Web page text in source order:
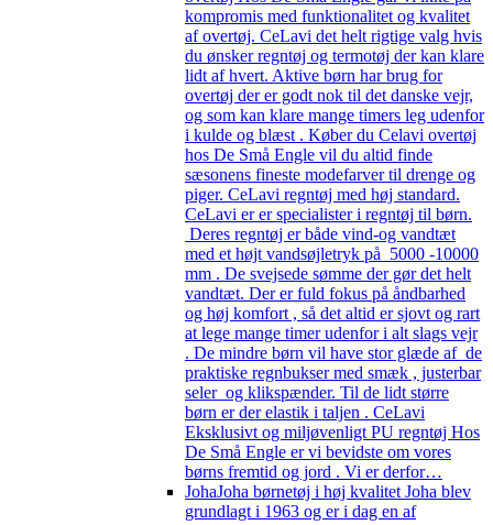
kompromis med funktionalitet og kvalitet
af overtøj. CeLavi det helt rigtige valg hvis
du ønsker regntøj og termotøj der kan klare
lidt af hvert. Aktive børn har brug for
overtøj der er godt nok til det danske vejr,
og som kan klare mange timers leg udenfor
i kulde og blæst . Køber du Celavi overtøj
hos De Små Engle vil du altid finde
sæsonens fineste modefarver til drenge og
piger. CeLavi regntøj med høj standard.
CeLavi er er specialister i regntøj til børn.
Deres regntøj er både vind-og vandtæt
med et højt vandsøjletryk på 5000 -10000
mm . De svejsede sømme der gør det helt
vandtæt. Der er fuld fokus på åndbarhed
og høj komfort , så det altid er sjovt og rart
at lege mange timer udenfor i alt slags vejr
. De mindre børn vil have stor glæde af de
praktiske regnbukser med smæk , justerbar
seler og klikspænder. Til de lidt større
børn er der elastik i taljen . CeLavi
Eksklusivt og miljøvenligt PU regntøj Hos
De Små Engle er vi bevidste om vores
børns fremtid og jord . Vi er derfor…
JohaJoha børnetøj i høj kvalitet Joha blev
grundlagt i 1963 og er i dag en af